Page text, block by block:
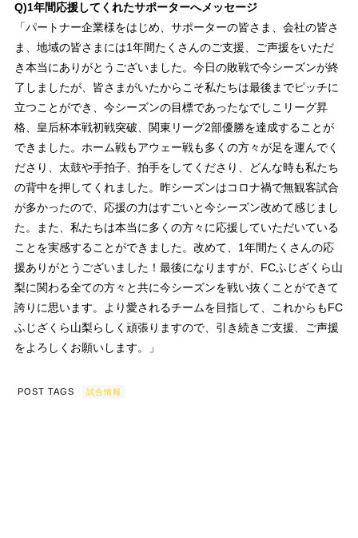
Q)1年間応援してくれたサポーターへメッセージ
「パートナー企業様をはじめ、サポーターの皆さま、会社の皆さ
ま、地域の皆さまには1年間たくさんのご支援、ご声援をいただ
き本当にありがとうございました。今日の敗戦で今シーズンが終
了しましたが、皆さまがいたからこそ私たちは最後までピッチに
立つことができ、今シーズンの目標であったなでしこリーグ昇
格、皇后杯本戦初戦突破、関東リーグ2部優勝を達成することが
できました。ホーム戦もアウェー戦も多くの方々が足を運んでく
ださり、太鼓や手拍子、拍手をしてくださり、どんな時も私たち
の背中を押してくれました。昨シーズンはコロナ禍で無観客試合
が多かったので、応援の力はすごいと今シーズン改めて感じまし
た。また、私たちは本当に多くの方々に応援していただいている
ことを実感することができました。改めて、1年間たくさんの応
援ありがとうございました！最後になりますが、FCふじざくら山
梨に関わる全ての方々と共に今シーズンを戦い抜くことができて
誇りに思います。より愛されるチームを目指して、これからもFC
ふじざくら山梨らしく頑張りますので、引き続きご支援、ご声援
をよろしくお願いします。」
POST TAGS 試合情報